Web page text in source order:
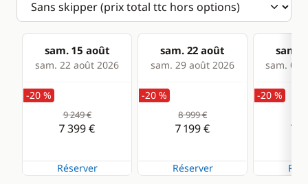
sam. 15 août
sam. 22 août 2026
sam. 22 août
sam. 29 août 2026
sam.
sam. 05
-20 %
9 249 €
7 399 €
Réserver
-20 %
8 999 €
7 199 €
Réserver
-20 %
7